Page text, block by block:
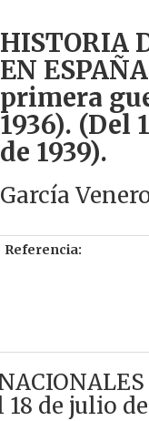
HISTORIA
EN
primera
1936). (Del
de 1939).
García
Referencia:
de julio